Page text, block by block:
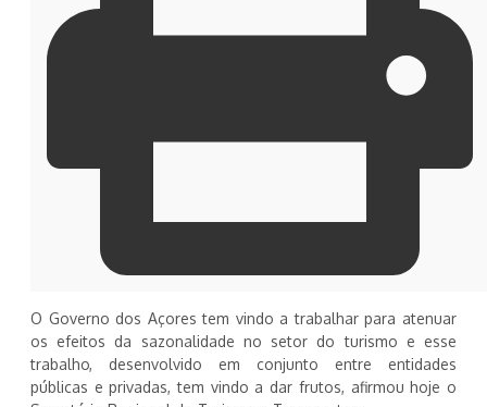
O Governo dos Açores tem vindo a trabalhar para atenuar
os efeitos da sazonalidade no setor do turismo e esse
trabalho, desenvolvido em conjunto entre entidades
públicas e privadas, tem vindo a dar frutos, afirmou hoje o